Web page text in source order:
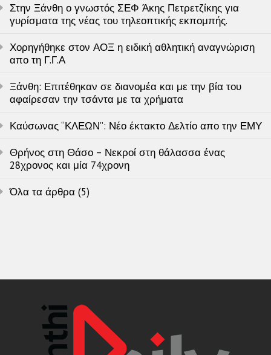
Στην Ξάνθη ο γνωστός ΣΕΦ Άκης Πετρετζίκης για
γυρίσματα της νέας του τηλεοπτικής εκπομπής.
Χορηγήθηκε στον ΑΟΞ η ειδική αθλητική αναγνώριση
απο τη Γ.Γ.Α
Ξάνθη: Επιτέθηκαν σε διανομέα και με την βία του
αφαίρεσαν την τσάντα με τα χρήματα
Καύσωνας “ΚΛΕΩΝ”: Νέο έκτακτο Δελτίο απο την ΕΜΥ
Θρήνος στη Θάσο – Νεκροί στη θάλασσα ένας
28χρονος και μία 74χρονη
Όλα τα άρθρα (5)